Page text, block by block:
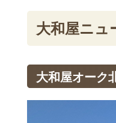
大和屋ニュ
大和屋オーク